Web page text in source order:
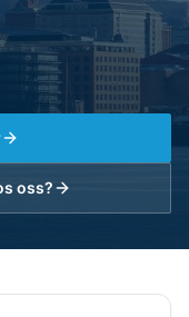
oss?